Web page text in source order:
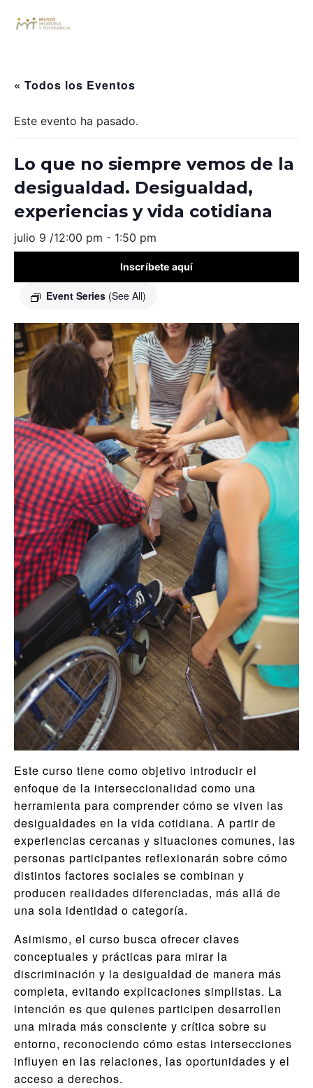
« Todos los Eventos
Este evento ha pasado.
Lo que no siempre vemos de la
desigualdad. Desigualdad,
experiencias y vida cotidiana
julio 9 /12:00 pm - 1:50 pm
Event Series (See All)
Inscríbete aquí
Este curso tiene como objetivo introducir el
enfoque de la interseccionalidad como una
herramienta para comprender cómo se viven las
desigualdades en la vida cotidiana. A partir de
experiencias cercanas y situaciones comunes, las
personas participantes reflexionarán sobre cómo
distintos factores sociales se combinan y
producen realidades diferenciadas, más allá de
una sola identidad o categoría.
Asimismo, el curso busca ofrecer claves
conceptuales y prácticas para mirar la
discriminación y la desigualdad de manera más
completa, evitando explicaciones simplistas. La
intención es que quienes participen desarrollen
una mirada más consciente y crítica sobre su
entorno, reconociendo cómo estas intersecciones
influyen en las relaciones, las oportunidades y el
acceso a derechos.